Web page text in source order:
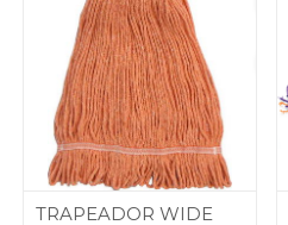
TRAPEADOR WIDE